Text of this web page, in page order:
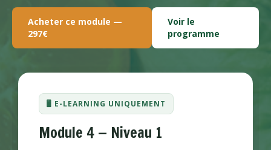
Acheter ce module —
297€
Voir le
programme
🖥️ E-LEARNING UNIQUEMENT
Module 4 — Niveau 1